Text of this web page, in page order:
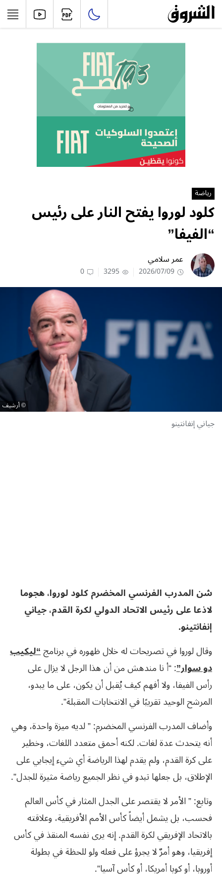
رياضة
كلود لوروا يفتح النار على رئيس
“الفيفا”
عمر سلامي
2026/07/09
3295
0
أرشيف
جياني إنفانتينو
شن المدرب الفرنسي المخضرم كلود لوروا، هجوما
لاذعا على رئيس الاتحاد الدولي لكرة القدم، جياني
إنفانتينو.
وقال لوروا في تصريحات له خلال ظهوره في برنامج“ليكيب
دو سوار”: “أ نا مندهش من أن هذا الرجل لا يزال على
رأس الفيفا، ولا أفهم كيف يُقبل أن يكون، على ما يبدو،
المرشح الوحيد تقريبًا في الانتخابات المقبلة”.
وأضاف المدرب الفرنسي المخضرم: ” لديه ميزة واحدة، وهي
أنه يتحدث عدة لغات. لكنه أحمق متعدد اللغات، وخطير
على كرة القدم، ولم يقدم لهذا الرياضة أي شيء إيجابي على
الإطلاق، بل جعلها تبدو في نظر الجميع رياضة مثيرة للجدل”.
وتابع: ” الأمر لا يقتصر على الجدل المثار في كأس العالم
فحسب، بل يشمل أيضاً كأس الأمم الأفريقية، وعلاقته
بالاتحاد الإفريقي لكرة القدم. إنه يرى نفسه المنقذ في كأس
إفريقيا، وهو أمرٌ لا يجرؤ على فعله ولو للحظة في بطولة
أوروبا، أو كوبا أمريكا، أو كأس آسيا”.